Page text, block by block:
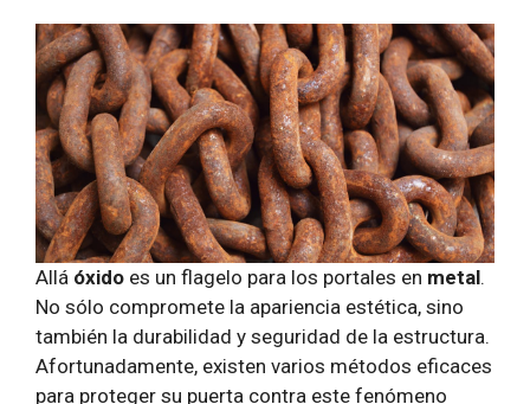
Allá óxido es un flagelo para los portales en metal.
No sólo compromete la apariencia estética, sino
también la durabilidad y seguridad de la estructura.
Afortunadamente, existen varios métodos eficaces
para proteger su puerta contra este fenómeno